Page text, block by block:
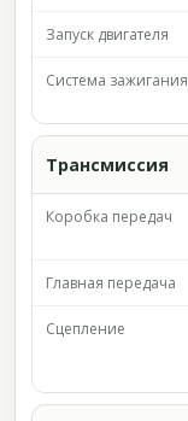
Запуск двигателя
Система зажигания
Трансмиссия
Коробка передач
Главная передача
Сцепление